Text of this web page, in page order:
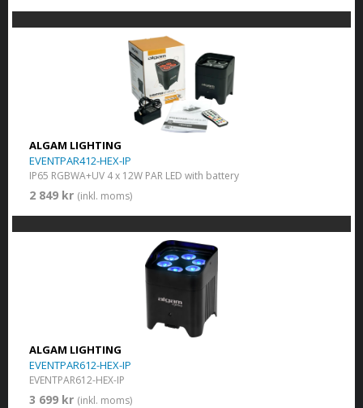
ALGAM LIGHTING
EVENTPAR412-HEX-IP
IP65 RGBWA+UV 4 x 12W PAR LED with battery
2 849 kr (inkl. moms)
ALGAM LIGHTING
EVENTPAR612-HEX-IP
EVENTPAR612-HEX-IP
3 699 kr (inkl. moms)